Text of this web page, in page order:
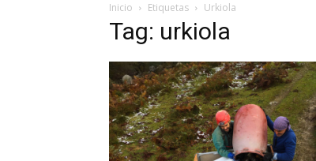
Inicio Etiquetas Urkiola
Tag: urkiola